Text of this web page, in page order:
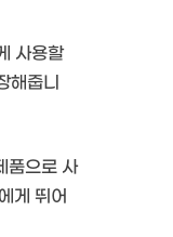
사용할
해줍니
품으로 사
게 뛰어